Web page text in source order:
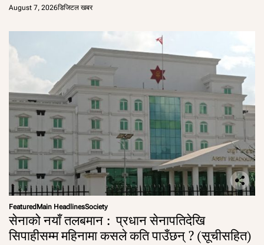
August 7, 2026डिजिटल खबर
Featured Main HeadlinesSociety
सेनाको नयाँ तलबमान : प्रधान सेनापतिदेखि
सिपाहीसम्म महिनामा कसले कति पाउँछन् ? (सूचीसहित)